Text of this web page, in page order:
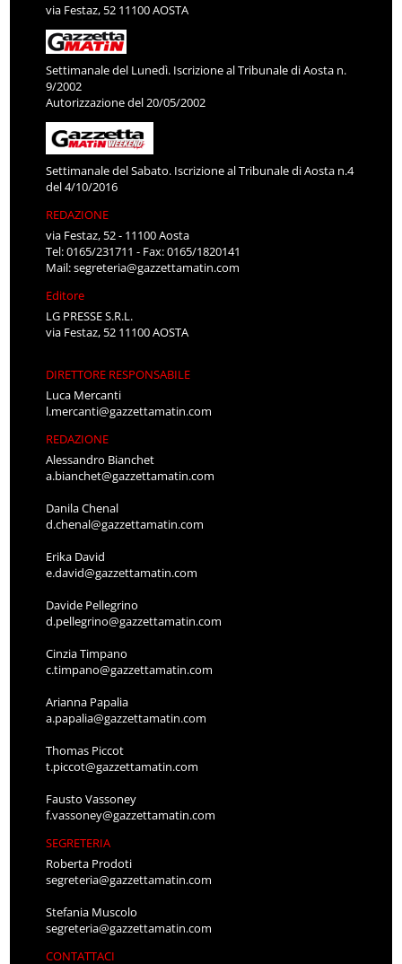
via Festaz, 52 11100 AOSTA
Settimanale del Lunedì. Iscrizione al Tribunale di Aosta n.
9/2002
Autorizzazione del 20/05/2002
Settimanale del Sabato. Iscrizione al Tribunale di Aosta n.4
del 4/10/2016
REDAZIONE
via Festaz, 52 - 11100 Aosta
Tel: 0165/231711 - Fax: 0165/1820141
Mail:segreteria@gazzettamatin.com
Editore
LG PRESSE S.R.L.
via Festaz, 52 11100 AOSTA
DIRETTORE RESPONSABILE
Luca Mercanti
l.mercanti@gazzettamatin.com
REDAZIONE
Alessandro Bianchet
a.bianchet@gazzettamatin.com
Danila Chenal
d.chenal@gazzettamatin.com
Erika David
e.david@gazzettamatin.com
Davide Pellegrino
d.pellegrino@gazzettamatin.com
Cinzia Timpano
c.timpano@gazzettamatin.com
Arianna Papalia
a.papalia@gazzettamatin.com
Thomas Piccot
t.piccot@gazzettamatin.com
Fausto Vassoney
f.vassoney@gazzettamatin.com
SEGRETERIA
Roberta Prodoti
segreteria@gazzettamatin.com
Stefania Muscolo
segreteria@gazzettamatin.com
CONTATTACI